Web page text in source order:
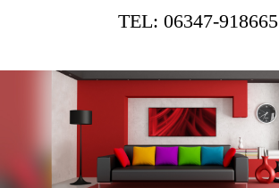
TEL: 06347-918665